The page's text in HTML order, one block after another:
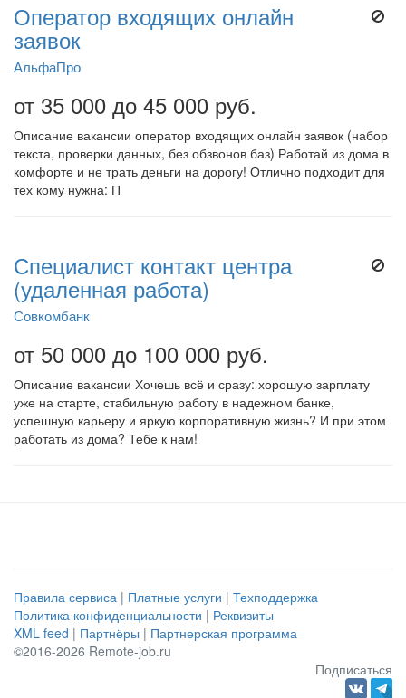
Оператор входящих онлайн
заявок
АльфаПро
от 35 000 до 45 000 руб.
Описание вакансии оператор входящих онлайн заявок (набор
текста, проверки данных, без обзвонов баз) Работай из дома в
комфорте и не трать деньги на дорогу! Отлично подходит для
тех кому нужна: П
Специалист контакт центра
(удаленная работа)
Совкомбанк
от 50 000 до 100 000 руб.
Описание вакансии Хочешь всё и сразу: хорошую зарплату
уже на старте, стабильную работу в надежном банке,
успешную карьеру и яркую корпоративную жизнь? И при этом
работать из дома? Тебе к нам!
Правила сервиса | Платные услуги | Техподдержка
Политика конфиденциальности | Реквизиты
XML feed | Партнёры | Партнерская программа
©2016-2026 Remote-job.ru
Подписаться